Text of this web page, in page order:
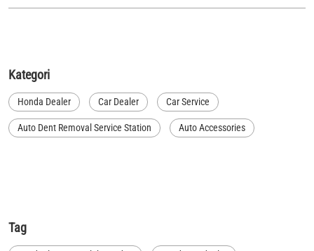
Kategori
Honda Dealer Car Dealer Car Service
Auto Dent Removal Service Station Auto Accessories
Tag